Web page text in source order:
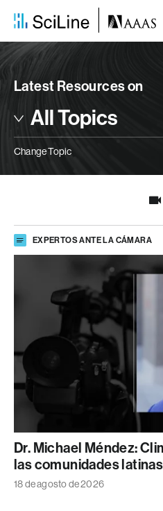
Latest Resources on
All Topics
Change Topic
EXPERTOS ANTE LA CÁMARA
Dr. Michael Méndez:
las comunidades latinas
18 de agosto de 2026